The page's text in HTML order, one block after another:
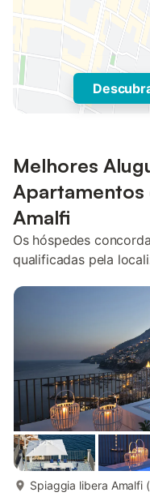
Melhores
Amalfi
Os hóspedes
qualificadas pela
Spiaggia libera Amalfi